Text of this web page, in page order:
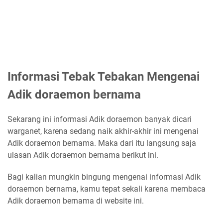
Informasi Tebak Tebakan Mengenai
Adik doraemon bernama
Sekarang ini informasi Adik doraemon banyak dicari
warganet, karena sedang naik akhir-akhir ini mengenai
Adik doraemon bernama. Maka dari itu langsung saja
ulasan Adik doraemon bernama berikut ini.
Bagi kalian mungkin bingung mengenai informasi Adik
doraemon bernama, kamu tepat sekali karena membaca
Adik doraemon bernama di website ini.